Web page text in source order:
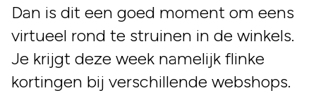
Dan is dit een goed moment om eens
virtueel rond te struinen in de winkels.
Je krijgt deze week namelijk flinke
kortingen bij verschillende webshops.